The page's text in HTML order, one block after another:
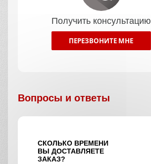
Получить консультацию
ПЕРЕЗВОНИТЕ МНЕ
Вопросы и ответы
СКОЛЬКО ВРЕМЕНИ
ВЫ ДОСТАВЛЯЕТЕ
ЗАКАЗ?